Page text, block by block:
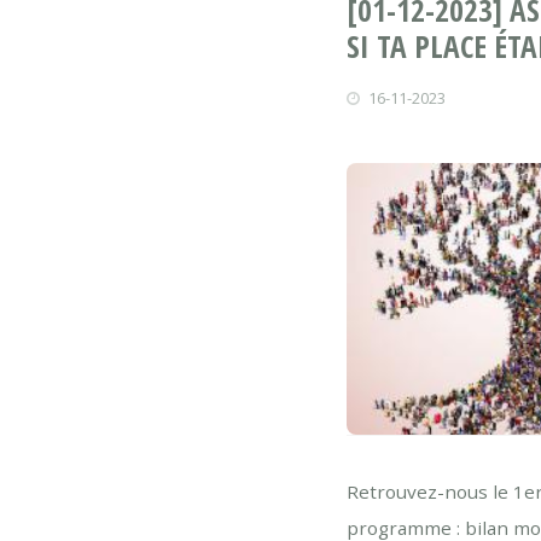
[01-12-2023]
SI TA PLACE
16-11-2023
Retrouvez-nous le
programme : bilan